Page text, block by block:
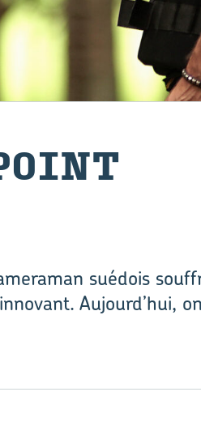
suédois
Aujourd’hui,